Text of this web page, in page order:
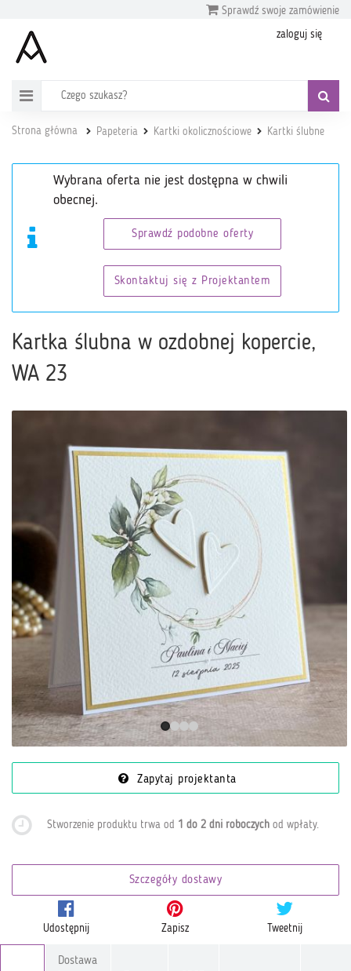
Sprawdź swoje zamówienie
zaloguj się
Strona główna Papeteria Kartki okolicznościowe Kartki ślubne
Wybrana oferta nie jest dostępna w chwili
obecnej.
Sprawdź podobne oferty
Skontaktuj się z Projektantem
Kartka ślubna w ozdobnej kopercie,
WA 23
Zapytaj projektanta
Stworzenie produktu trwa od 1 do 2 dni roboczych od wpłaty.
Szczegóły dostawy
Udostępnij Zapisz Tweetnij
Dostawa